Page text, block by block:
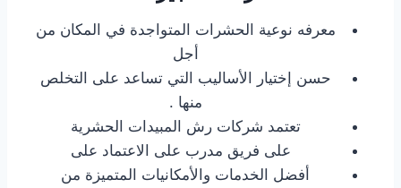
معرفه نوعية الحشرات المتواجدة في المكان من
أجل
حسن إختيار الأساليب التي تساعد على التخلص
منها .
تعتمد شركات رش المبيدات الحشرية
على فريق مدرب على الاعتماد على
أفضل الخدمات والأمكانيات المتميزة من